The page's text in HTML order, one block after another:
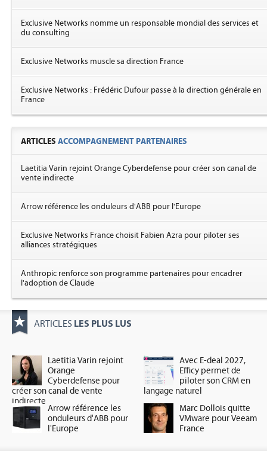
Exclusive Networks nomme un responsable mondial des services et
du consulting
Exclusive Networks muscle sa direction France
Exclusive Networks : Frédéric Dufour passe à la direction générale en
France
ARTICLES ACCOMPAGNEMENT PARTENAIRES
Laetitia Varin rejoint Orange Cyberdefense pour créer son canal de
vente indirecte
Arrow référence les onduleurs d'ABB pour l'Europe
Exclusive Networks France choisit Fabien Azra pour piloter ses
alliances stratégiques
Anthropic renforce son programme partenaires pour encadrer
l'adoption de Claude
ARTICLES LES PLUS LUS
Laetitia Varin rejoint
Orange
Cyberdefense pour
créer son canal de vente
indirecte
Avec E-deal 2027,
Efficy permet de
piloter son CRM en
langage naturel
Arrow référence les
onduleurs d'ABB pour
l'Europe
Marc Dollois quitte
VMware pour Veeam
France